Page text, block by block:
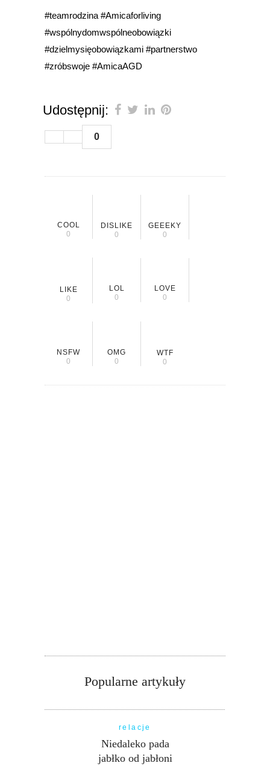
#teamrodzina #Amicaforliving
#wspólnydomwspólneobowiązki
#dzielmysięobowiązkami #partnerstwo
#zróbswoje #AmicaAGD
Udostępnij:
0
COOL
0
DISLIKE
0
GEEEKY
0
LIKE
0
LOL
0
LOVE
0
NSFW
0
OMG
0
WTF
0
Popularne artykuły
relacje
Niedaleko pada
jabłko od jabłoni